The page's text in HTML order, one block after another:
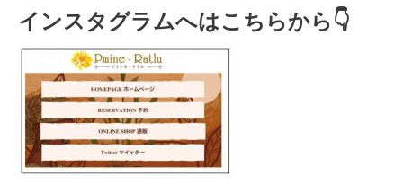
インスタグラムへはこちらから👇